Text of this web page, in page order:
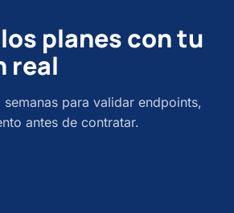
planes con tu
real
para validar endpoints,
antes de contratar.